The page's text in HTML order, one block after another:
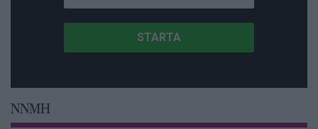
NNMH